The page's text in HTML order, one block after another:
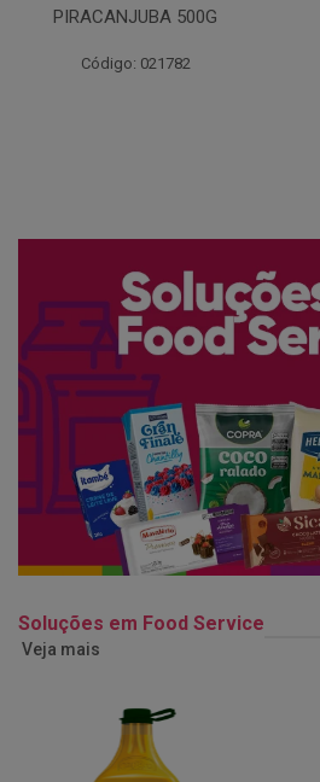
SADIA BANDEJA 1KG
Código: 042813
Soluções em Food Service
Veja mais